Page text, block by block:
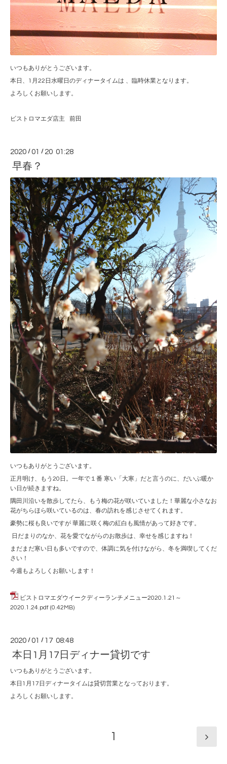
いつもありがとうございます。
本日、1月22日水曜日のディナータイムは 、臨時休業となります。
よろしくお願いします。
ビストロマエダ店主 前田
2020 /01 / 20 01:28
早春？
いつもありがとうございます。
正月明け、もう20日。一年で１番 寒い「大寒」だと言うのに、だいぶ暖か
い日が続きますね。
隅田川沿いを散歩してたら、もう梅の花が咲いていました！華麗な小さなお
花がちらほら咲いているのは、春の訪れを感じさせてくれます。
豪勢に桜も良いですが 華麗に咲く梅の紅白も風情があって好きです。
日だまりのなか、花を愛でながらのお散歩は、幸せを感じますね！
まだまだ寒い日も多いですので、体調に気を付けながら、冬を満喫してくだ
さい！
今週もよろしくお願いします！
ビストロマエダウイークディーランチメニュー2020.1.21～
2020.1.24.pdf (0.42MB)
2020 /01 / 17 08:48
本日1月17日ディナー貸切です
いつもありがとうございます。
本日1月17日ディナータイムは貸切営業となっております。
よろしくお願いします。
1